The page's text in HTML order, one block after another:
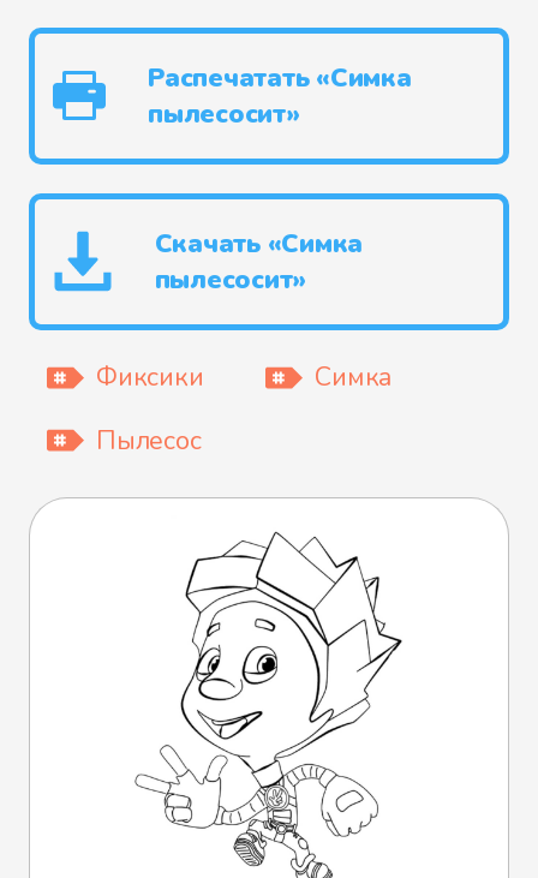
Распечатать «Симка
пылесосит»
Скачать «Симка
пылесосит»
Фиксики
Симка
Пылесос